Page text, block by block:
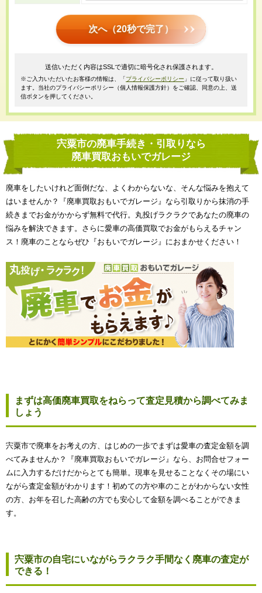
次へ（20秒で完了）
送信いただく内容はSSLで適切に暗号化され保護されます。
※ご入力いただいたお客様の情報は、「プライバシーポリシー 」に従って取り扱い
ます。当社のプライバシーポリシー（個人情報保護方針）をご確認、同意の上、送
信ボタンを押してください。
宍粟市の廃車手続き・引取りなら
廃車買取おもいでガレージ
廃車をしたいけれど面倒だな、よくわからないな、そんな悩みを抱えて
はいませんか？『廃車買取おもいでガレージ』なら引取りから抹消の手
続きまでお金がかからず無料で代行。丸投げラクラクであなたの廃車の
悩みを解決できます。さらに愛車の高価買取でお金がもらえるチャン
ス！廃車のことならぜひ『おもいでガレージ』におまかせください！
まずは高価廃車買取をねらって査定見積から調べてみま
しょう
宍粟市で廃車をお考えの方、はじめの一歩でまずは愛車の査定金額を調
べてみませんか？『廃車買取おもいでガレージ』なら、お問合せフォー
ムに入力するだけだからとても簡単。現車を見せることなくその場にい
ながら査定金額がわかります！初めての方や車のことがわからない女性
の方、お年を召した高齢の方でも安心して金額を調べることができま
す。
宍粟市の自宅にいながらラクラク手間なく廃車の査定が
できる！